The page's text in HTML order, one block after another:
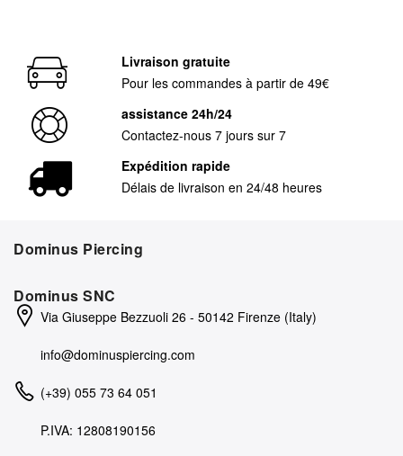
Livraison gratuite
Pour les commandes à partir de 49€
assistance 24h/24
Contactez-nous 7 jours sur 7
Expédition rapide
Délais de livraison en 24/48 heures
Dominus Piercing
Dominus SNC
Via Giuseppe Bezzuoli 26 - 50142 Firenze (Italy)
info@dominuspiercing.com
(+39) 055 73 64 051
P.IVA: 12808190156